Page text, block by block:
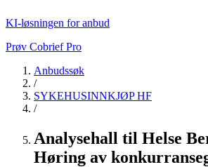
KI-løsningen for anbud
Prøv Cobrief Pro
Anbudssøk
/
SYKEHUSINNKJØP HF
/
Analysehall til Helse
Høring av